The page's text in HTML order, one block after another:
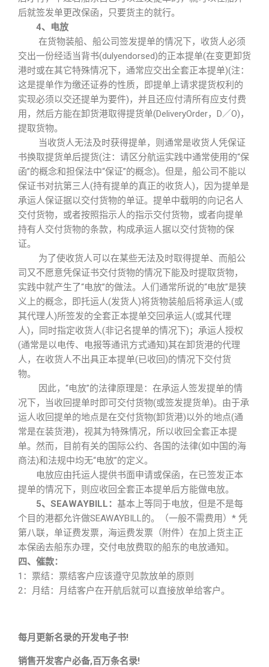
后就签发单更改保函，只要货主的就行。
4、电放
在货物装船、船公司签发提单的情况下，收货人必须
交出一份经适当背书(dulyendorsed)的正本提单(在变更卸货
港时或在其它特殊情况下，通常应交出全套正本提单)(注：
这是提单作为缴还证券的性质，即提单上请求提货权利的
实现必须以交还提单为要件)，并且还应付清所有应支付费
用，然后方能在卸货港取得提货单(DeliveryOrder，D／O)，
提取货物。
当收货人无法及时获得提单，则通常是收货人凭保证
书换取提货单后提货(注：请区分航运实践中通常使用的“保
函”的概念和担保法中“保证”的概念)。但是，船公司不能以
保证书对抗第三人(持有提单的真正的收货人)，因为提单是
承运人保证据以交付货物的单证。提单中载明的向记名人
交付货物，或者按照指示人的指示交付货物，或者向提单
持有人交付货物的条款，构成承运人据以交付货物的保
证。
为了使收货人可以在某些无法及时取得提单、而船公
司又不愿意凭保证书交付货物的情况下能及时提取货物，
实践中就产生了“电放”的做法。人们通常所说的“电放”是狭
义上的概念，即托运人(发货人)将货物装船后将承运人(或
其代理人)所签发的全套正本提单交回承运人(或其代理
人)，同时指定收货人(非记名提单的情况下)；承运人授权
(通常是以电传、电报等通讯方式通知)其在卸货港的代理
人，在收货人不出具正本提单(已收回)的情况下交付货
物。
因此，“电放”的法律原理是：在承运人签发提单的情
况下，当收回提单时即可交付货物(或签发提货单)。由于承
运人收回提单的地点是在交付货物(卸货港)以外的地点(通
常是在装货港)，视其为特殊情况，所以收回全套正本提
单。然而，目前有关的国际公约、各国的法律(如中国的海
商法)和法规中均无“电放”的定义。
电放应由托运人提供书面申请或保函，在已签发正本
提单的情况下，则应收回全套正本提单后方能做电放。
5、SEAWAYBILL： 基本上等同于电放，但是不是每
个目的港都允许做SEAWAYBILL的。（一般不需费用）* 凭
第八联，单证费发票，海运费发票（附件）在加上货主正
本保函去船东办理，交付电放费取的船东的电放通知。
四、催款：
1：票结：票结客户应该遵守见款放单的原则
2：月结：月结客户在开航后就可以直接放单给客户。
每月更新名录的开发电子书!
销售开发客户必备,百万条名录!